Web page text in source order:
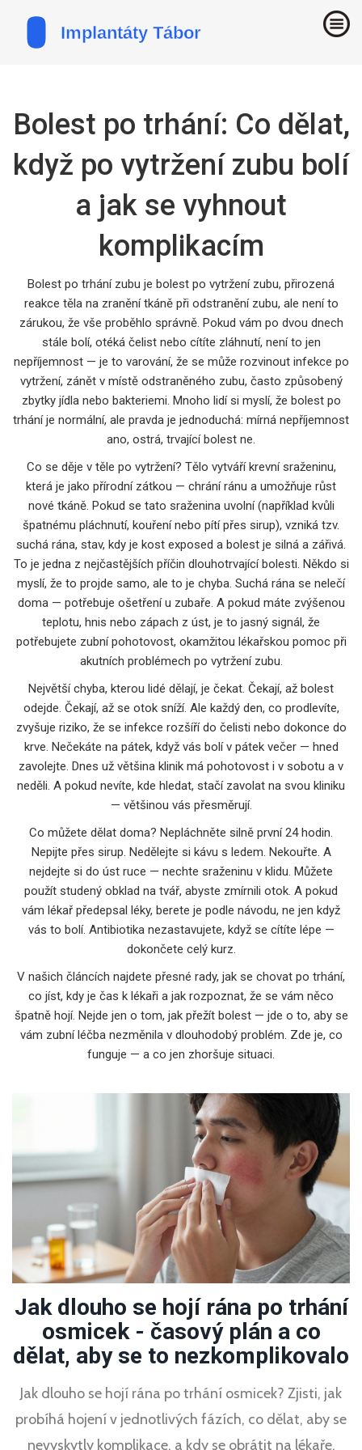
Bolest po trhání: Co dělat,
když po vytržení zubu bolí
a jak se vyhnout
komplikacím
Bolest po trhání zubu je bolest po vytržení zubu, přirozená
reakce těla na zranění tkáně při odstranění zubu, ale není to
zárukou, že vše proběhlo správně. Pokud vám po dvou dnech
stále bolí, otéká čelist nebo cítíte zláhnutí, není to jen
nepříjemnost — je to varování, že se může rozvinout infekce po
vytržení, zánět v místě odstraněného zubu, často způsobený
zbytky jídla nebo bakteriemi. Mnoho lidí si myslí, že bolest po
trhání je normální, ale pravda je jednoduchá: mírná nepříjemnost
ano, ostrá, trvající bolest ne.
Co se děje v těle po vytržení? Tělo vytváří krevní sraženinu,
která je jako přírodní zátkou — chrání ránu a umožňuje růst
nové tkáně. Pokud se tato sraženina uvolní (například kvůli
špatnému pláchnutí, kouření nebo pítí přes sirup), vzniká tzv.
suchá rána, stav, kdy je kost exposed a bolest je silná a zářivá.
To je jedna z nejčastějších příčin dlouhotrvající bolesti. Někdo si
myslí, že to projde samo, ale to je chyba. Suchá rána se nelečí
doma — potřebuje ošetření u zubaře. A pokud máte zvýšenou
teplotu, hnis nebo zápach z úst, je to jasný signál, že
potřebujete zubní pohotovost, okamžitou lékařskou pomoc při
akutních problémech po vytržení zubu.
Největší chyba, kterou lidé dělají, je čekat. Čekají, až bolest
odejde. Čekají, až se otok sníží. Ale každý den, co prodlevíte,
zvyšuje riziko, že se infekce rozšíří do čelisti nebo dokonce do
krve. Nečekáte na pátek, když vás bolí v pátek večer — hned
zavolejte. Dnes už většina klinik má pohotovost i v sobotu a v
neděli. A pokud nevíte, kde hledat, stačí zavolat na svou kliniku
— většinou vás přesměrují.
Co můžete dělat doma? Nepláchněte silně první 24 hodin.
Nepijte přes sirup. Nedělejte si kávu s ledem. Nekouřte. A
nejdejte si do úst ruce — nechte sraženinu v klidu. Můžete
použít studený obklad na tvář, abyste zmírnili otok. A pokud
vám lékař předepsal léky, berete je podle návodu, ne jen když
vás to bolí. Antibiotika nezastavujete, když se cítíte lépe —
dokončete celý kurz.
V našich článcích najdete přesné rady, jak se chovat po trhání,
co jíst, kdy je čas k lékaři a jak rozpoznat, že se vám něco
špatně hojí. Nejde jen o tom, jak přežít bolest — jde o to, aby se
vám zubní léčba nezměnila v dlouhodobý problém. Zde je, co
funguje — a co jen zhoršuje situaci.
Jak dlouho se hojí rána po trhání
osmicek - časový plán a co
dělat, aby se to nezkomplikovalo
Jak dlouho se hojí rána po trhání osmicek? Zjisti, jak
probíhá hojení v jednotlivých fázích, co dělat, aby se
nevyskytly komplikace, a kdy se obrátit na lékaře.